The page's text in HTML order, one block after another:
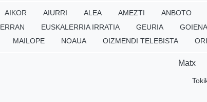
AIKOR AIURRI ALEA AMEZTI ANBOTO
ERRAN EUSKALERRIA IRRATIA GEURIA GOIENA
MAILOPE NOAUA OIZMENDI TELEBISTA
Matx